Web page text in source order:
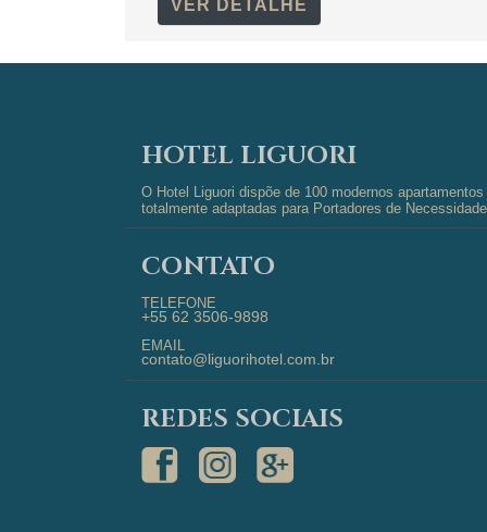
VER DETALHE
HOTEL LIGUORI
O Hotel Liguori dispõe de 100 modernos
totalmente adaptadas para Portadores de
CONTATO
TELEFONE
+55 62 3506-9898
EMAIL
contato@liguorihotel.com.br
REDES SOCIAIS